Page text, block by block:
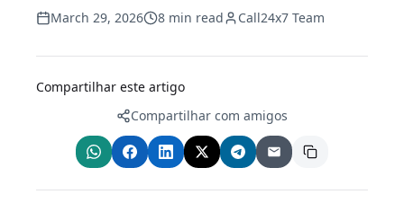
March 29, 2026 8 min read Call24x7 Team
Compartilhar este artigo
Compartilhar com amigos